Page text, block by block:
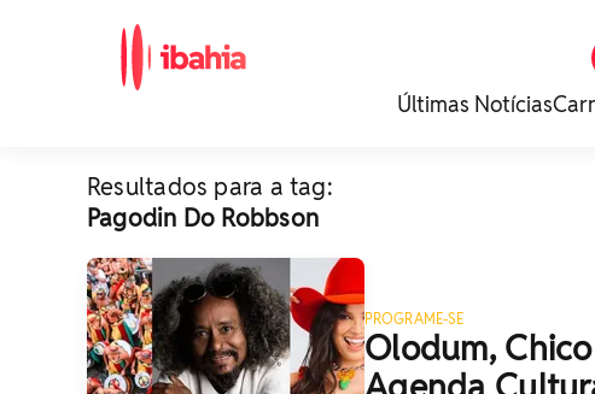
Últimas Notícias
Resultados para a tag:
Pagodin Do Robbson
PROGRAME-SE
Olodum,